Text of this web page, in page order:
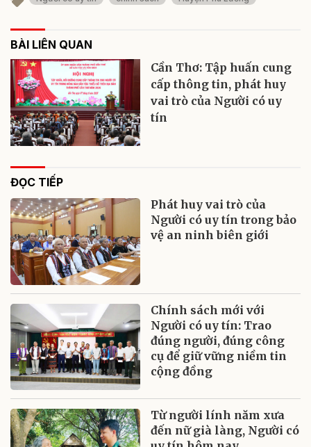
BÀI LIÊN QUAN
Cần Thơ: Tập huấn cung
cấp thông tin, phát huy
vai trò của Người có uy
tín
ĐỌC TIẾP
Phát huy vai trò của
Người có uy tín trong bảo
vệ an ninh biên giới
Chính sách mới với
Người có uy tín: Trao
đúng người, đúng công
cụ để giữ vững niềm tin
cộng đồng
Từ người lính năm xưa
đến nữ già làng, Người có